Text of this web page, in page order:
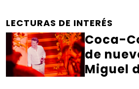
LECTURAS DE INTERÉS
Coca-
de
Miguel